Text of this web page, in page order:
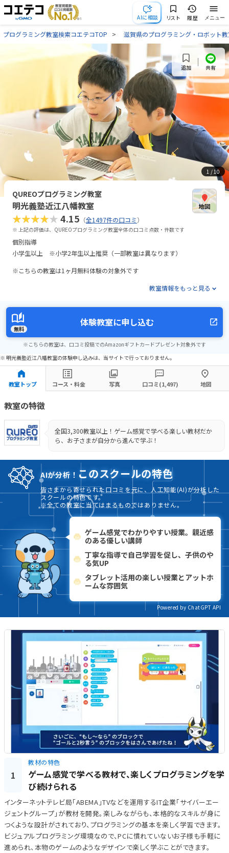
AIに相談 リスト 履歴 メニュー
プログラミング教室検索コエテコTOP 滋賀県のプログラミング・ロボット
1 / 10
追加 共有
QUREOプログラミング教室
明光義塾近江八幡教室
★★★★★4.15 （全1497件の口コミ）
※ 上記の評価は、QUREOプログラミング教室全体の口コミ点数・件数です
個別指導
小学生以上 ※小学2年生以上推奨（一部教室は異なります）
※こちらの教室は1ヶ月無料体験の対象外です
教室情報をもっと見る
無料
体験教室に申し込む
※こちらの教室は、口コミ投稿でのAmazonギフトカードプレゼント対象外です
※ 明光義塾近江八幡教室の体験申し込みは、当サイトで行っておりません。
教室トップ コース・料金 写真 口コミ(1,497) 地図
教室の特徴
全国3,300教室以上！ゲーム感覚で学べる楽しい教材だか
ら、お子さまが自分から進んで学ぶ！
AIが分析！ このスクールの特色
皆さまから寄せられた口コミを元に、人工知能(AI)が分析した
スクールの特色です。
※全ての教室に当てはまるものではありません。
ゲーム感覚でわかりやすい授業。親近感
のある優しい講師
丁寧な指導で自己学習を促し、子供のや
る気UP
タブレット活用の楽しい授業とアットホ
ームな雰囲気
Powered by ChatGPT API
1
教材の特色
ゲーム感覚で学べる教材で、楽しくプログラミングを学
び続けられる
インターネットテレビ局「ABEMA」TVなどを運用するIT企業「サイバーエー
ジェントグループ」が教材を開発。楽しみながらも、本格的なスキルが身に
つくような設計がされており、プログラミングの基本を楽しく学習できます。
ビジュアルプログラミング環境なので、PCに慣れていないお子様も手軽に
進められ、本物のゲームのようなデザインで楽しく学ぶことができます。